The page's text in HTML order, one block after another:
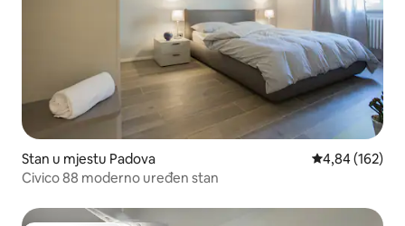
Stan u mjestu Padova prosječna
4,84 (162)
Civico 88 moderno uređen stan